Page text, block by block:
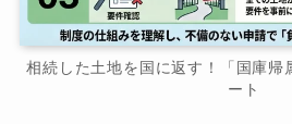
相続した土地を国に返す！「国庫帰
ート